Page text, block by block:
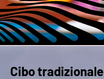
Cibo tradizionale